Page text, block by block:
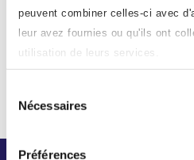
peuvent combiner celles-ci avec
leur avez fournies ou qu'ils ont
utilisation de leurs services.
Nécessaires
Préférences
traitance ou de prestations de
ESAT, TIH doivent être
la facture doit être acquittée
En cas de doute, adressez-
Je contact l'équipe